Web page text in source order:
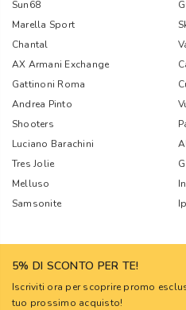
Sun68
Marella Sport
Chantal
AX Armani Exchange
Gattinoni Roma
Andrea Pinto
Shooters
Luciano Barachini
Tres Jolie
Melluso
Samsonite
5% DI SCONTO PER TE!
Iscriviti ora per scoprire promo
tuo prossimo acquisto!